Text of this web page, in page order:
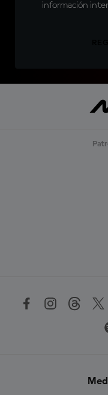
información